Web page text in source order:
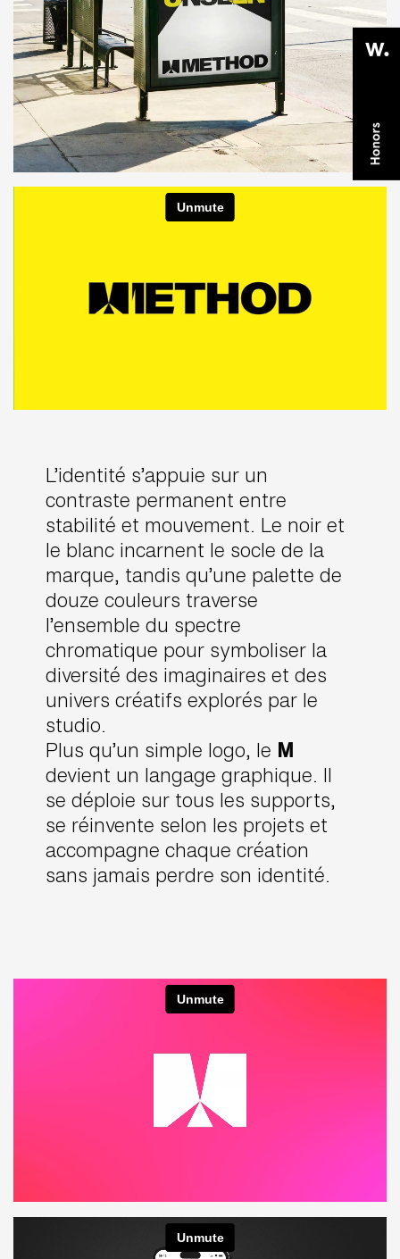
L’identité s’appuie sur un
contraste permanent entre
stabilité et mouvement. Le noir et
le blanc incarnent le socle de la
marque, tandis qu’une palette de
douze couleurs traverse
l’ensemble du spectre
chromatique pour symboliser la
diversité des imaginaires et des
univers créatifs explorés par le
studio.
Plus qu’un simple logo, le M
devient un langage graphique. Il
se déploie sur tous les supports,
se réinvente selon les projets et
accompagne chaque création
sans jamais perdre son identité.